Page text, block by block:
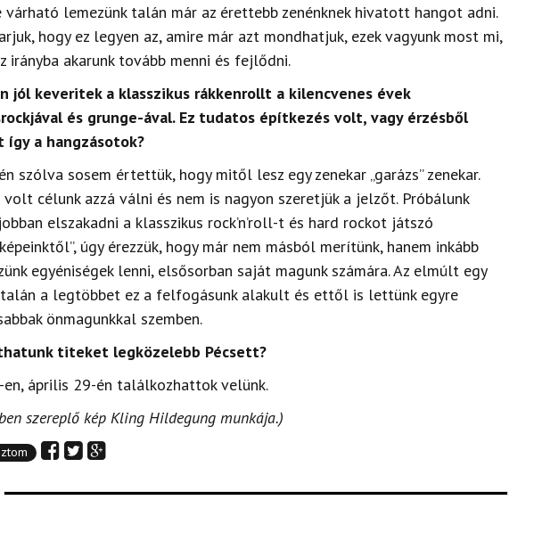
várható lemezünk talán már az érettebb zenénknek hivatott hangot adni.
hogy ez legyen az, amire már azt mondhatjuk, ezek vagyunk most mi,
irányba akarunk tovább menni és fejlődni.
jól keveritek a klasszikus rákkenrollt a kilencvenes évek
és grunge-ával. Ez tudatos építkezés volt, vagy érzésből
így a hangzásotok?
szólva sosem értettük, hogy mitől lesz egy zenekar „garázs” zenekar.
volt célunk azzá válni és nem is nagyon szeretjük a jelzőt. Próbálunk
elszakadni a klasszikus rock’n’roll-t és hard rockot játszó
úgy érezzük, hogy már nem másból merítünk, hanem inkább
egyéniségek lenni, elsősorban saját magunk számára. Az elmúlt egy
a legtöbbet ez a felfogásunk alakult és ettől is lettünk egyre
önmagunkkal szemben.
titeket legközelebb Pécsett?
en, április 29-én találkozhattok velünk.
szereplő kép Kling Hildegung munkája.)